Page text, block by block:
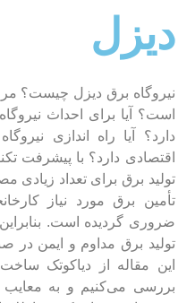
دیزل
نیروگاه برق دیزل چیست؟
است؟ آیا برای احداث
دارد؟ آیا راه‌ اندازی
اقتصادی دارد؟ با پیشرفت
تولید برق برای تعداد
تأمین برق مورد نیاز
ضروری گردیده است.
تولید برق مداوم و ایمن در
این مقاله از دیاکوتک
بررسی می‌کنیم و به معایب